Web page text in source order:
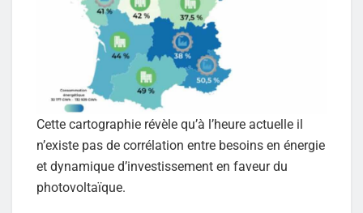
Cette cartographie révèle qu’à l’heure actuelle il
n’existe pas de corrélation entre besoins en énergie
et dynamique d’investissement en faveur du
photovoltaïque.